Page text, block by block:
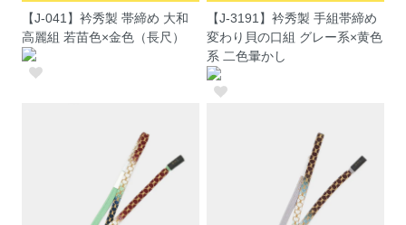
【J-041】衿秀製 帯締め 大和
高麗組 若苗色×金色（長尺）
【J-3191】衿秀製 手組帯締め
変わり貝の口組 グレー系×黄色
系 二色暈かし